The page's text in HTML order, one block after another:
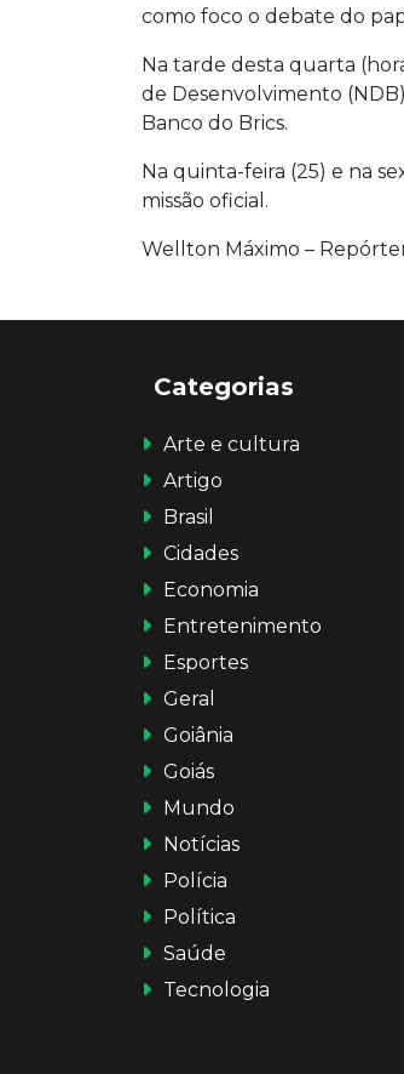
como foco o debate do
Na tarde desta quarta
de Desenvolvimento
Banco do Brics.
Na quinta-feira (25) e na
missão oficial.
Wellton Máximo –
Categorias
Arte e cultura
Artigo
Brasil
Cidades
Economia
Entretenimento
Esportes
Geral
Goiânia
Goiás
Mundo
Notícias
Polícia
Política
Saúde
Tecnologia